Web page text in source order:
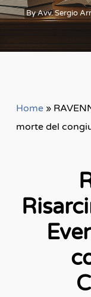
ByAvv. Sergio
Home»
morte del